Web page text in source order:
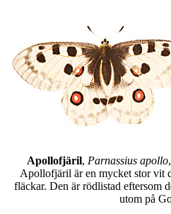
Apollofjäril, Parnassius apollo
Apollofjäril är en mycket stor vit
fläckar. Den är rödlistad eftersom
utom på